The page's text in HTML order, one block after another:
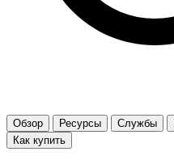
Обзор Ресурсы Службы
Как купить